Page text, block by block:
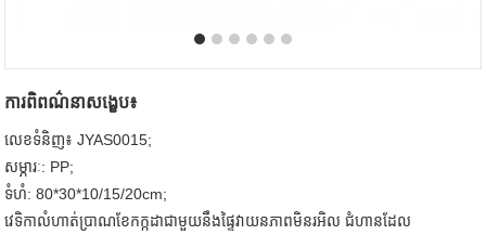
ការពិពណ៌នាសង្ខេប៖
លេខទំនិញ៖ JYAS0015;
សម្ភារៈ: PP;
ទំហំ: 80*30*10/15/20cm;
វេទិកាលំហាត់ប្រាណខែកក្កដាជាមួយនឹងផ្ទៃវាយនភាពមិនរអិល ជំហានដែល